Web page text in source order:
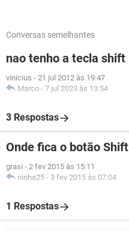
Conversas semelhantes
nao tenho a tecla shift
vinicius - 21 jul 2012 às 19:47
Marco - 7 jul 2023 às 13:54
3 Respostas
Onde fica o botão Shift
grasi - 2 fev 2015 às 15:11
ninha25 - 3 fev 2015 às 07:04
1 Respostas